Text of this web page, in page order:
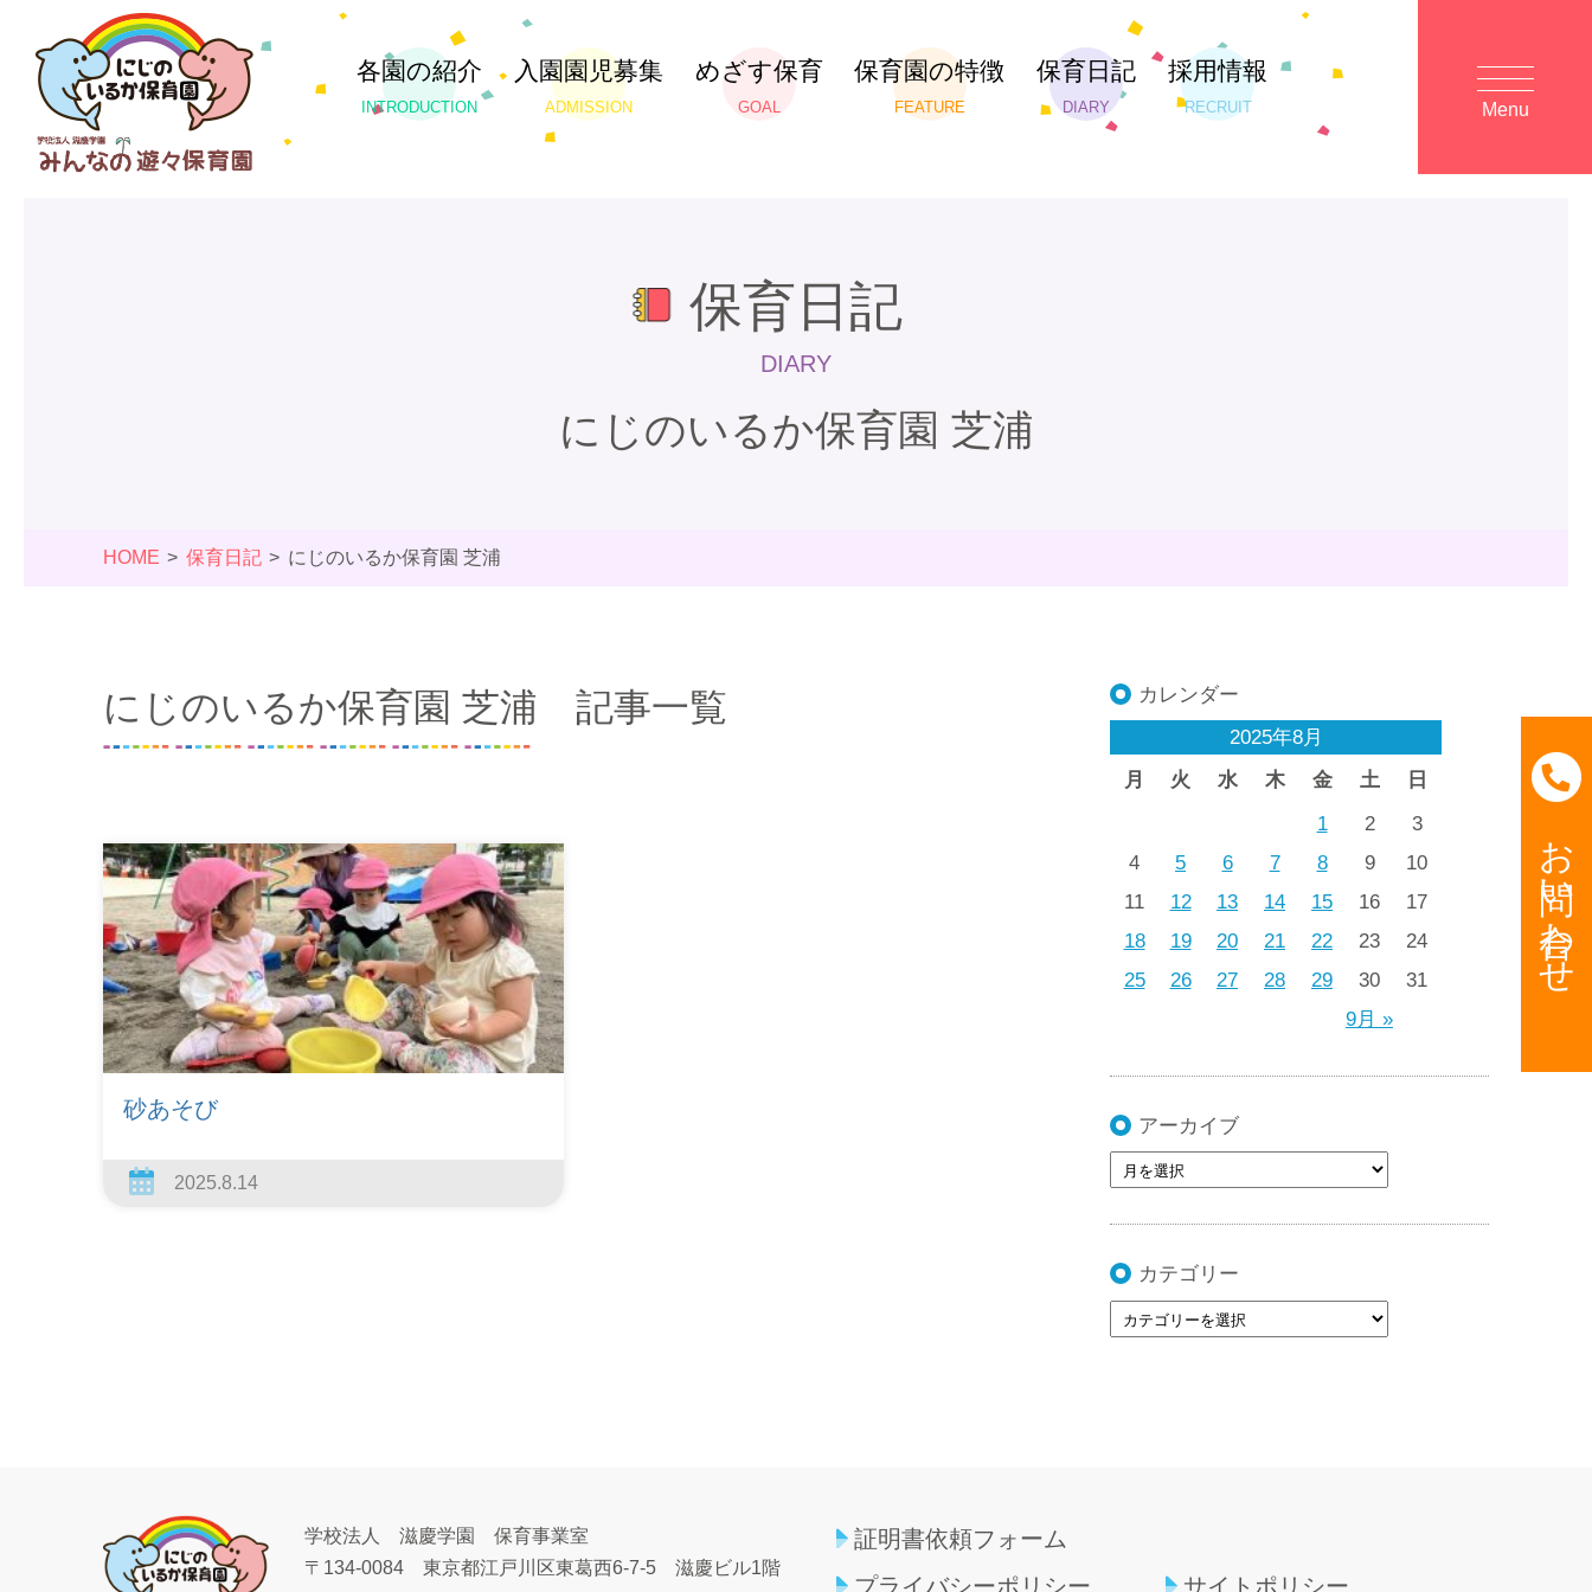
各園の紹介
INTRODUCTION
入園園児募集
ADMISSION
めざす保育
GOAL
保育園の特徴
FEATURE
保育日記
DIARY
採用情報
RECRUIT Menu
保育日記
DIARY
にじのいるか保育園 芝浦
HOME 保育日記 にじのいるか保育園 芝浦
にじのいるか保育園 芝浦 記事一覧
砂あそび
2025.8.14
カレンダー
2025年8月
月
火 水 木 金 土 日
9月 »
1 2
3
4
5 6 7 8 9
10
11
12 13 14 15 16
17
18
19 20 21 22 23
24
25
26 27 28 29 30 31
アーカイブ
カテゴリー
お問い合わせ
学校法人 滋慶学園 保育事業室
〒134-0084 東京都江戸川区東葛西6-7-5 滋慶ビル1階
証明書依頼フォーム
プライバシーポリシー
サイトポリシー